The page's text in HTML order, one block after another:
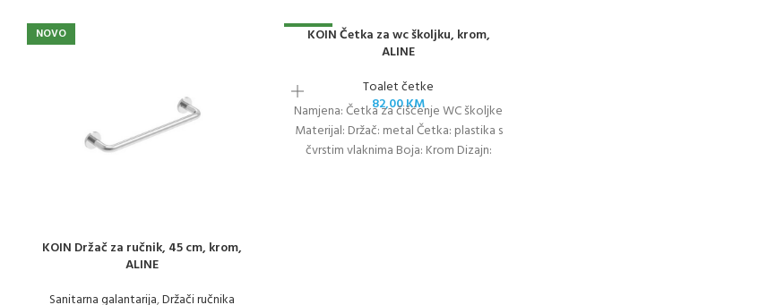
NOVO
KOIN Držač za ručnik, 45 cm, krom,
ALINE
Sanitarna galantarija,Držači ručnika
NOVO
KOIN Četka za wc školjku, krom,
ALINE
Toalet četke
82,00KM
Namjena: Četka za čišćenje WC školjke
Materijal: Držač: metal Četka: plastika s
čvrstim vlaknima Boja: Krom Dizajn: